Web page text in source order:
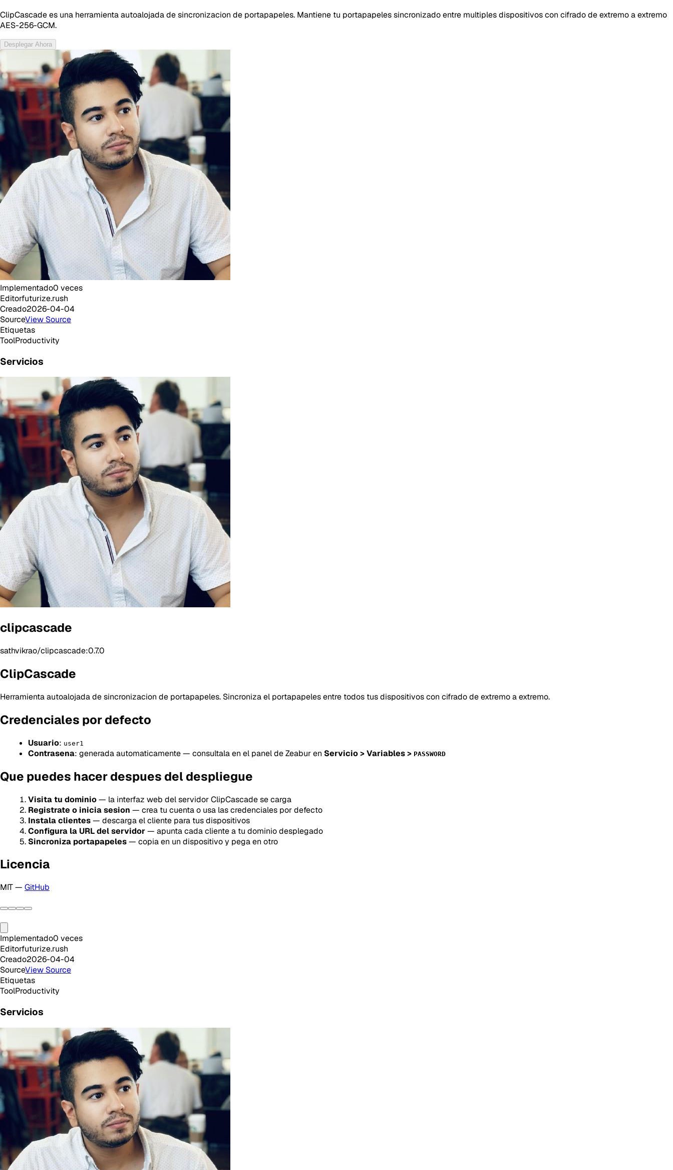
ClipCascade es una herramienta autoalojada de sincronizacion de portapapeles. Mantiene tu portapapeles sincronizado entre multiples dispositivos con cifrado de extremo a extremo
AES-256-GCM.
Desplegar Ahora
Implementado0 veces
Editorfuturize.rush
Creado2026-04-04
SourceView Source
Etiquetas
ToolProductivity
Servicios
clipcascade
sathvikrao/clipcascade:0.7.0
ClipCascade
Herramienta autoalojada de sincronizacion de portapapeles. Sincroniza el portapapeles entre todos tus dispositivos con cifrado de extremo a extremo.
Credenciales por defecto
Usuario: user1
Contrasena: generada automaticamente — consultala en el panel de Zeabur en Servicio > Variables > PASSWORD
Que puedes hacer despues del despliegue
Visita tu dominio— la interfaz web del servidor ClipCascade se carga
Registrate o inicia sesion — crea tu cuenta o usa las credenciales por defecto
Instala clientes— descarga el cliente para tus dispositivos
Configura la URL del servidor— apunta cada cliente a tu dominio desplegado
Sincroniza portapapeles— copia en un dispositivo y pega en otro
Licencia
MIT — GitHub
Implementado0 veces
Editorfuturize.rush
Creado2026-04-04
SourceView Source
Etiquetas
ToolProductivity
Servicios